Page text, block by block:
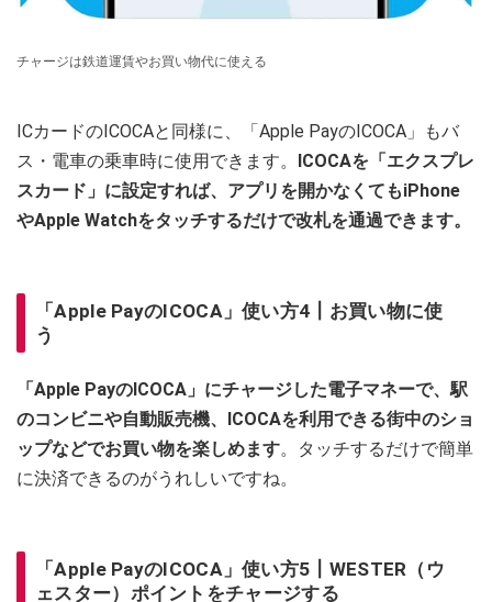
チャージは鉄道運賃やお買い物代に使える
ICカードのICOCAと同様に、「Apple PayのICOCA」もバ
ス・電車の乗車時に使用できます。 ICOCAを「エクスプレ
スカード」に設定すれば、アプリを開かなくてもiPhone
やApple Watchをタッチするだけで改札を通過できます。
「Apple PayのICOCA」使い方4┃お買い物に使
う
「Apple PayのICOCA」にチャージした電子マネーで、駅
のコンビニや自動販売機、ICOCAを利用できる街中のショ
ップなどでお買い物を楽しめます。タッチするだけで簡単
に決済できるのがうれしいですね。
「Apple PayのICOCA」使い方5┃WESTER（ウ
ェスター）ポイントをチャージする